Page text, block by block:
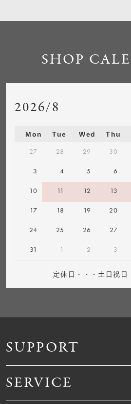
SUPPORT
SERVICE
SHOP
2026/8
Mon Tue Wed Thu
27 28 29 30
3 4 5 6
10 11 12 13
17 18 19 20
24 25 26 27
31 1 2 3
定休日・・・土日祝日